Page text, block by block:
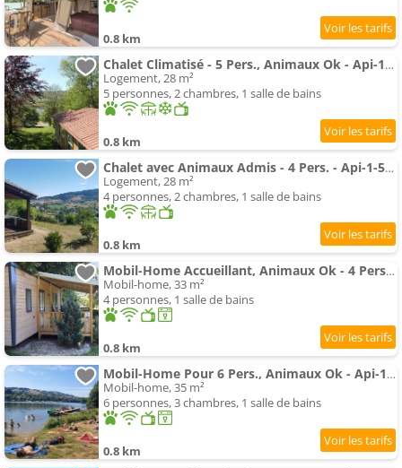
0.8 km
Chalet Climatisé - 5 Pers., Animaux Ok - Api-1-52-2782
Logement, 28 m²
5 personnes, 2 chambres, 1 salle de bains
0.8 km
Chalet avec Animaux Admis - 4 Pers. - Api-1-52-2783
Logement, 28 m²
4 personnes, 2 chambres, 1 salle de bains
0.8 km
Mobil-Home Accueillant, Animaux Ok - 4 Pers. - Api-1-52-2779
Mobil-home, 33 m²
4 personnes, 1 salle de bains
0.8 km
Mobil-Home Pour 6 Pers., Animaux Ok - Api-1-52-2789
Mobil-home, 35 m²
6 personnes, 3 chambres, 1 salle de bains
0.8 km